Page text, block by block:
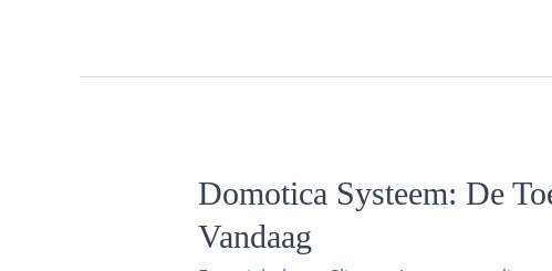
Domotica Systeem: De
Vandaag
Domotica
Systeem:
De